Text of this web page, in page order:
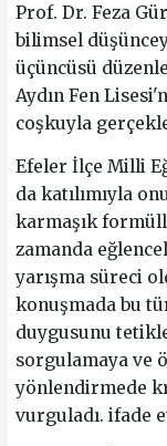
Prof. Dr. Feza
bilimsel
üçüncüsü
Aydın Fen
coşkuyla
Efeler İlçe Milli
da katılımıyla
karmaşık
zamanda
yarışma süreci
konuşmada bu
duygusunu
sorgulamaya ve
yönlendirmede
vurguladı. ifade